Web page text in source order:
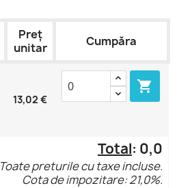
Preț
unitar
Cumpăra
13,02 €

Total: 0,0
Toate preturile cu taxe incluse.
Cota de impozitare: 21,0%.